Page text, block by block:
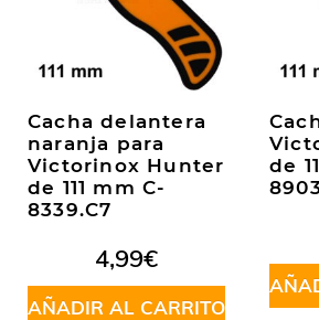
Cacha delantera
naranja para
Victorinox Hunter
de 111 mm C-
8339.C7
4,99€
AÑADIR AL CARRITO
de